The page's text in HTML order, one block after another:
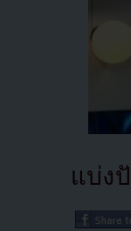
แบ่ง